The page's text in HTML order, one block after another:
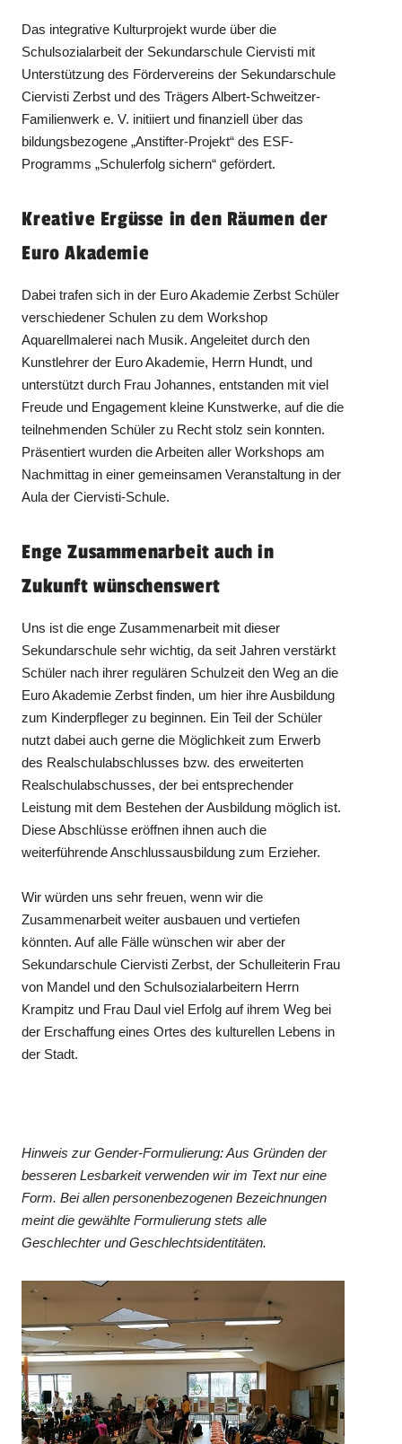
Das integrative Kulturprojekt wurde über die
Schulsozialarbeit der Sekundarschule Ciervisti mit
Unterstützung des Fördervereins der Sekundarschule
Ciervisti Zerbst und des Trägers Albert-Schweitzer-
Familienwerk e. V. initiiert und finanziell über das
bildungsbezogene „Anstifter-Projekt“ des ESF-
Programms „Schulerfolg sichern“ gefördert.
Kreative Ergüsse in den Räumen der
Euro Akademie
Dabei trafen sich in der Euro Akademie Zerbst Schüler
verschiedener Schulen zu dem Workshop
Aquarellmalerei nach Musik. Angeleitet durch den
Kunstlehrer der Euro Akademie, Herrn Hundt, und
unterstützt durch Frau Johannes, entstanden mit viel
Freude und Engagement kleine Kunstwerke, auf die die
teilnehmenden Schüler zu Recht stolz sein konnten.
Präsentiert wurden die Arbeiten aller Workshops am
Nachmittag in einer gemeinsamen Veranstaltung in der
Aula der Ciervisti-Schule.
Enge Zusammenarbeit auch in
Zukunft wünschenswert
Uns ist die enge Zusammenarbeit mit dieser
Sekundarschule sehr wichtig, da seit Jahren verstärkt
Schüler nach ihrer regulären Schulzeit den Weg an die
Euro Akademie Zerbst finden, um hier ihre Ausbildung
zum Kinderpfleger zu beginnen. Ein Teil der Schüler
nutzt dabei auch gerne die Möglichkeit zum Erwerb
des Realschulabschlusses bzw. des erweiterten
Realschulabschusses, der bei entsprechender
Leistung mit dem Bestehen der Ausbildung möglich ist.
Diese Abschlüsse eröffnen ihnen auch die
weiterführende Anschlussausbildung zum Erzieher.
Wir würden uns sehr freuen, wenn wir die
Zusammenarbeit weiter ausbauen und vertiefen
könnten. Auf alle Fälle wünschen wir aber der
Sekundarschule Ciervisti Zerbst, der Schulleiterin Frau
von Mandel und den Schulsozialarbeitern Herrn
Krampitz und Frau Daul viel Erfolg auf ihrem Weg bei
der Erschaffung eines Ortes des kulturellen Lebens in
der Stadt.
Hinweis zur Gender-Formulierung: Aus Gründen der
besseren Lesbarkeit verwenden wir im Text nur eine
Form. Bei allen personenbezogenen Bezeichnungen
meint die gewählte Formulierung stets alle
Geschlechter und Geschlechtsidentitäten.